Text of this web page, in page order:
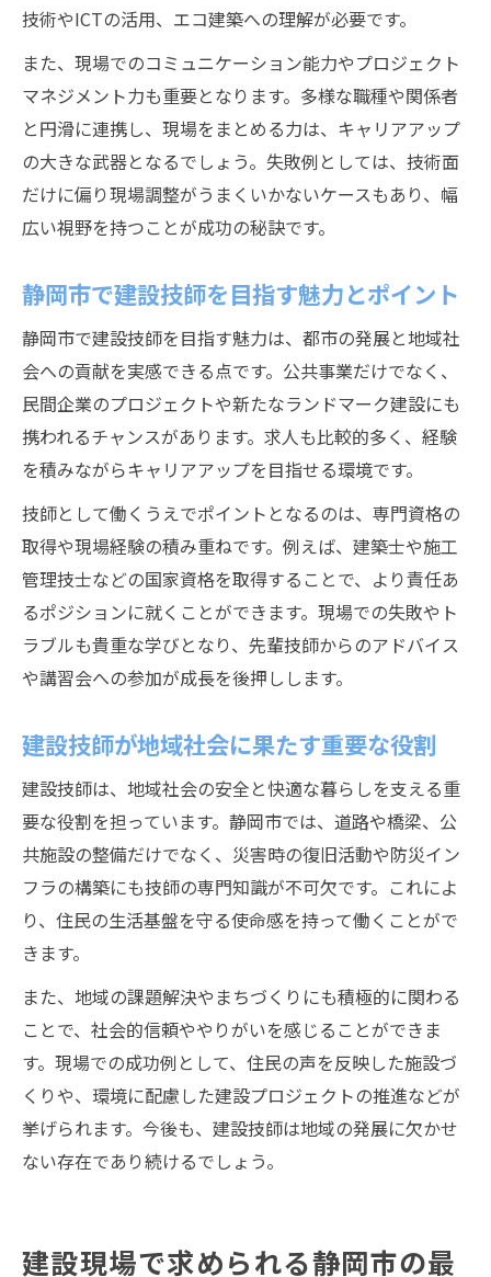
技術やICTの活用、エコ建築への理解が必要です。
また、現場でのコミュニケーション能力やプロジェクト
マネジメント力も重要となります。多様な職種や関係者
と円滑に連携し、現場をまとめる力は、キャリアアップ
の大きな武器となるでしょう。失敗例としては、技術面
だけに偏り現場調整がうまくいかないケースもあり、幅
広い視野を持つことが成功の秘訣です。
静岡市で建設技師を目指す魅力とポイント
静岡市で建設技師を目指す魅力は、都市の発展と地域社
会への貢献を実感できる点です。公共事業だけでなく、
民間企業のプロジェクトや新たなランドマーク建設にも
携われるチャンスがあります。求人も比較的多く、経験
を積みながらキャリアアップを目指せる環境です。
技師として働くうえでポイントとなるのは、専門資格の
取得や現場経験の積み重ねです。例えば、建築士や施工
管理技士などの国家資格を取得することで、より責任あ
るポジションに就くことができます。現場での失敗やト
ラブルも貴重な学びとなり、先輩技師からのアドバイス
や講習会への参加が成長を後押しします。
建設技師が地域社会に果たす重要な役割
建設技師は、地域社会の安全と快適な暮らしを支える重
要な役割を担っています。静岡市では、道路や橋梁、公
共施設の整備だけでなく、災害時の復旧活動や防災イン
フラの構築にも技師の専門知識が不可欠です。これによ
り、住民の生活基盤を守る使命感を持って働くことがで
きます。
また、地域の課題解決やまちづくりにも積極的に関わる
ことで、社会的信頼ややりがいを感じることができま
す。現場での成功例として、住民の声を反映した施設づ
くりや、環境に配慮した建設プロジェクトの推進などが
挙げられます。今後も、建設技師は地域の発展に欠かせ
ない存在であり続けるでしょう。
建設現場で求められる静岡市の最